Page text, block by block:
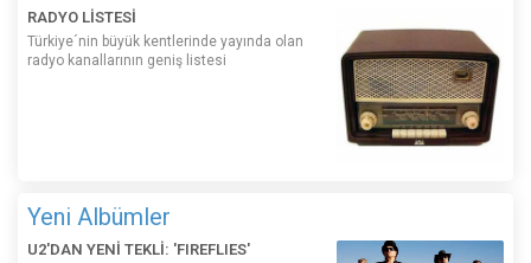
RADYO LİSTESİ
Türkiye´nin büyük kentlerinde yayında olan
radyo kanallarının geniş listesi
Yeni Albümler
U2'DAN YENİ TEKLİ: 'FIREFLIES'